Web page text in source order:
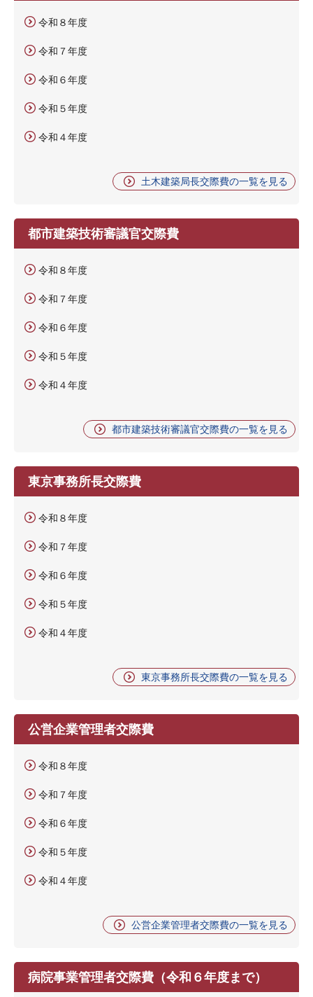
令和８年度
令和７年度
令和６年度
令和５年度
令和４年度
土木建築局長交際費の一覧を見る
都市建築技術審議官交際費
令和８年度
令和７年度
令和６年度
令和５年度
令和４年度
都市建築技術審議官交際費の一覧を見る
東京事務所長交際費
令和８年度
令和７年度
令和６年度
令和５年度
令和４年度
東京事務所長交際費の一覧を見る
公営企業管理者交際費
令和８年度
令和７年度
令和６年度
令和５年度
令和４年度
公営企業管理者交際費の一覧を見る
病院事業管理者交際費（令和６年度まで）